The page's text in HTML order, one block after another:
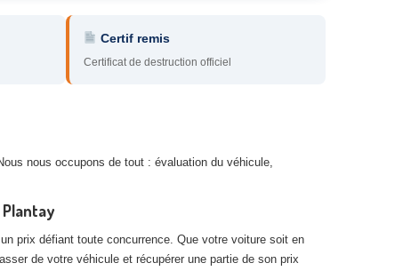
Certif remis
Certificat de destruction officiel
nous occupons de tout : évaluation du véhicule,
prix défiant toute concurrence. Que votre voiture soit en
de votre véhicule et récupérer une partie de son prix